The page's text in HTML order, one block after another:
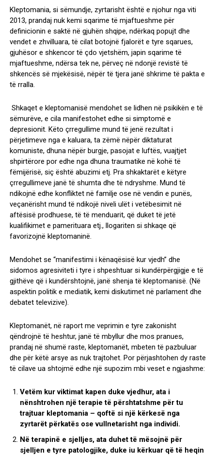
Kleptomania, si sëmundje, zyrtarisht është e njohur nga viti
2013, prandaj nuk kemi sqarime të mjaftueshme për
definicionin e saktë në gjuhën shqipe, ndërkaq popujt dhe
vendet e zhvilluara, të cilat botojnë fjalorët e tyre sqarues,
gjuhësor e shkencor të çdo vjetshëm, japin sqarime të
mjaftueshme, ndërsa tek ne, përveç në ndonjë revistë të
shkencës së mjekësisë, nëpër të tjera janë shkrime të pakta e
të rralla.
Shkaqet e kleptomanisë mendohet se lidhen në psikikën e të
sëmurëve, e cila manifestohet edhe si simptomë e
depresionit. Këto çrregullime mund të jenë rezultat i
përjetimeve nga e kaluara, ta zëmë nëpër diktaturat
komuniste, dhuna nëpër burgje, pasojat e luftës, vuajtjet
shpirtërore por edhe nga dhuna traumatike në kohë të
fëmijërisë, siç është abuzimi etj. Pra shkaktarët e këtyre
çrregullimeve janë të shumta dhe të ndryshme. Mund të
ndikojnë edhe konfliktet në familje ose në vendin e punës,
veçanërisht mund të ndikojë niveli ulët i vetëbesimit në
aftësisë prodhuese, të të menduarit, që duket të jetë
kualifikimet e pamerituara etj., llogariten si shkaqe që
favorizojnë kleptomaninë.
Mendohet se “manifestimi i kënaqësisë kur vjedh” dhe
sidomos agresiviteti i tyre i shpeshtuar si kundërpërgjigje e të
gjithëve që i kundërshtojnë, janë shenja të kleptomanisë. (Në
aspektin politik e mediatik, kemi diskutimet në parlament dhe
debatet televizive).
Kleptomanët, në raport me veprimin e tyre zakonisht
qëndrojnë të heshtur, janë të mbyllur dhe mos pranues,
prandaj në shumë raste, kleptomanët, mbeten të pazbuluar
dhe për këtë arsye as nuk trajtohet. Por përjashtohen dy raste
të cilave ua shtojmë edhe një supozim mbi veset e ngjashme:
Vetëm kur viktimat kapen duke vjedhur, ata i
nënshtrohen një terapie të përshtatshme për tu
trajtuar kleptomania – qoftë si një kërkesë nga
zyrtarët përkatës ose vullnetarisht nga individi.
Në terapinë e sjelljes, ata duhet të mësojnë për
sjelljen e tyre patologjike, duke iu kërkuar që të heqin